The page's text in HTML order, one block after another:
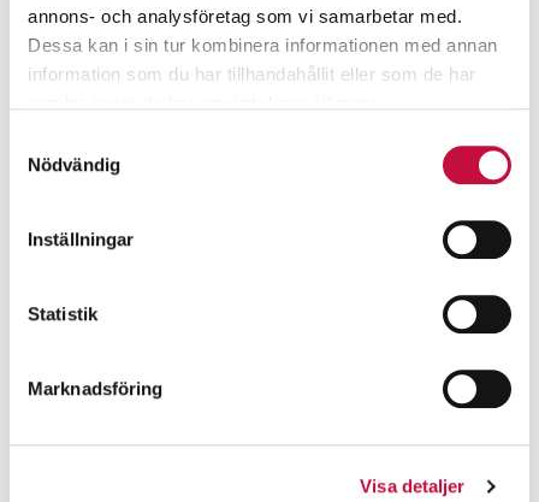
annons- och analysföretag som vi samarbetar med.
Dessa kan i sin tur kombinera informationen med annan
information som du har tillhandahållit eller som de har
Nödvändig
Inställningar
Statistik
Marknadsföring
Visa detaljer